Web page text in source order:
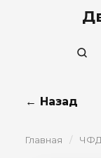
← Назад
Главная /